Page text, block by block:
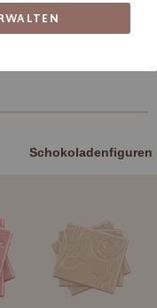
– Mehr als
Schokoladenfiguren